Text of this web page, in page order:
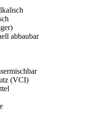
abbaubar
(VCI)